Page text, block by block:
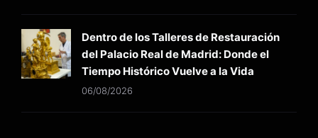
Dentro de los Talleres de Restauración
del Palacio Real de Madrid: Donde el
Tiempo Histórico Vuelve a la Vida
06/08/2026